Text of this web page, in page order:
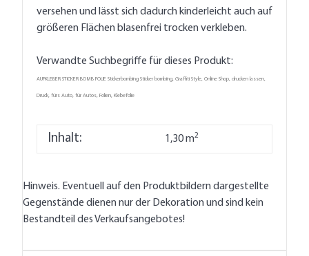
versehen und lässt sich dadurch kinderleicht auch auf
größeren Flächen blasenfrei trocken verkleben.
Verwandte Suchbegriffe für dieses Produkt:
AUFKLEBER STICKER BOMB FOLIE Stickerbombing Sticker bombing, Graffiti Style, Online Shop, drucken lassen,
Druck, fürs Auto, für Autos, Folien, Klebefolie
Inhalt: 1,30 m2
Hinweis. Eventuell auf den Produktbildern dargestellte
Gegenstände dienen nur der Dekoration und sind kein
Bestandteil des Verkaufsangebotes!